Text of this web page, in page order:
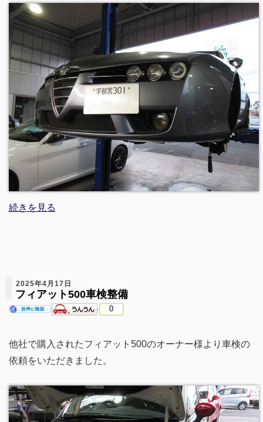
続きを見る
2025年4月17日
フィアット500車検整備
0
他社で購入されたフィアット500のオーナー様より車検の
依頼をいただきました。